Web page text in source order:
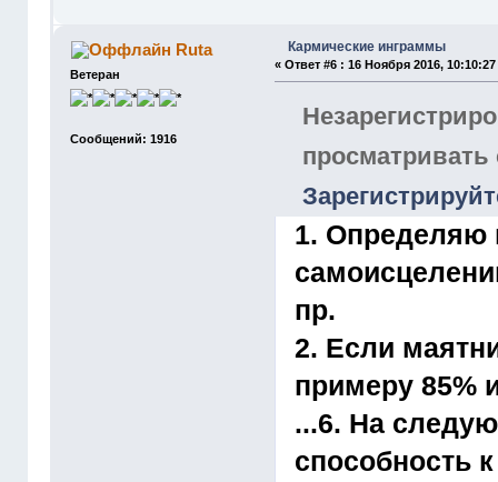
Ruta
Ветеран
Сообщений: 1916
Кармические инграммы
«Ответ #6 : 16 Ноября 2016, 10:10:27
1. Определяю
пр.
2. Если
примеру 85%
...6. На
способность